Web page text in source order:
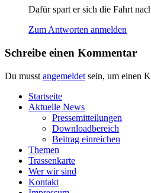
Dafür spart er sich die Fahrt
Zum Antworten anmelden
Schreibe einen Kommentar
Du musst angemeldet sein, um einen
Start­sei­te
Aktu­el­le News
Pres­se­mit­tei­lun­gen
Down­load­be­reich
Bei­trag einreichen
The­men
Tras­sen­kar­te
Wer wir sind
Kon­takt